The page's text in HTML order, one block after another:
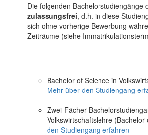
Die folgenden Bachelorstudiengänge
zulassungsfrei, d.h. in diese
sich ohne vorherige Bewerbung
Zeiträume (siehe
Bachelor of Science in
Mehr über den Studiengang
Zwei-Fächer-
Volkswirtschaftslehre (Bachelor
den Studiengang erfahren